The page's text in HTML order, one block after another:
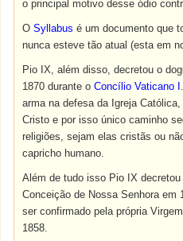
o principal motivo desse ódio
OSyllabus é um documento que
nunca esteve tão atual (esta em
Pio IX, além disso, decretou o
1870 durante oConcílio Vaticano I
arma na defesa da Igreja
Cristo e por isso único caminho
religiões, sejam elas cristãs ou
capricho humano.
Além de tudo isso Pio IX
Conceição de Nossa Senhora em
ser confirmado pela própria
1858.